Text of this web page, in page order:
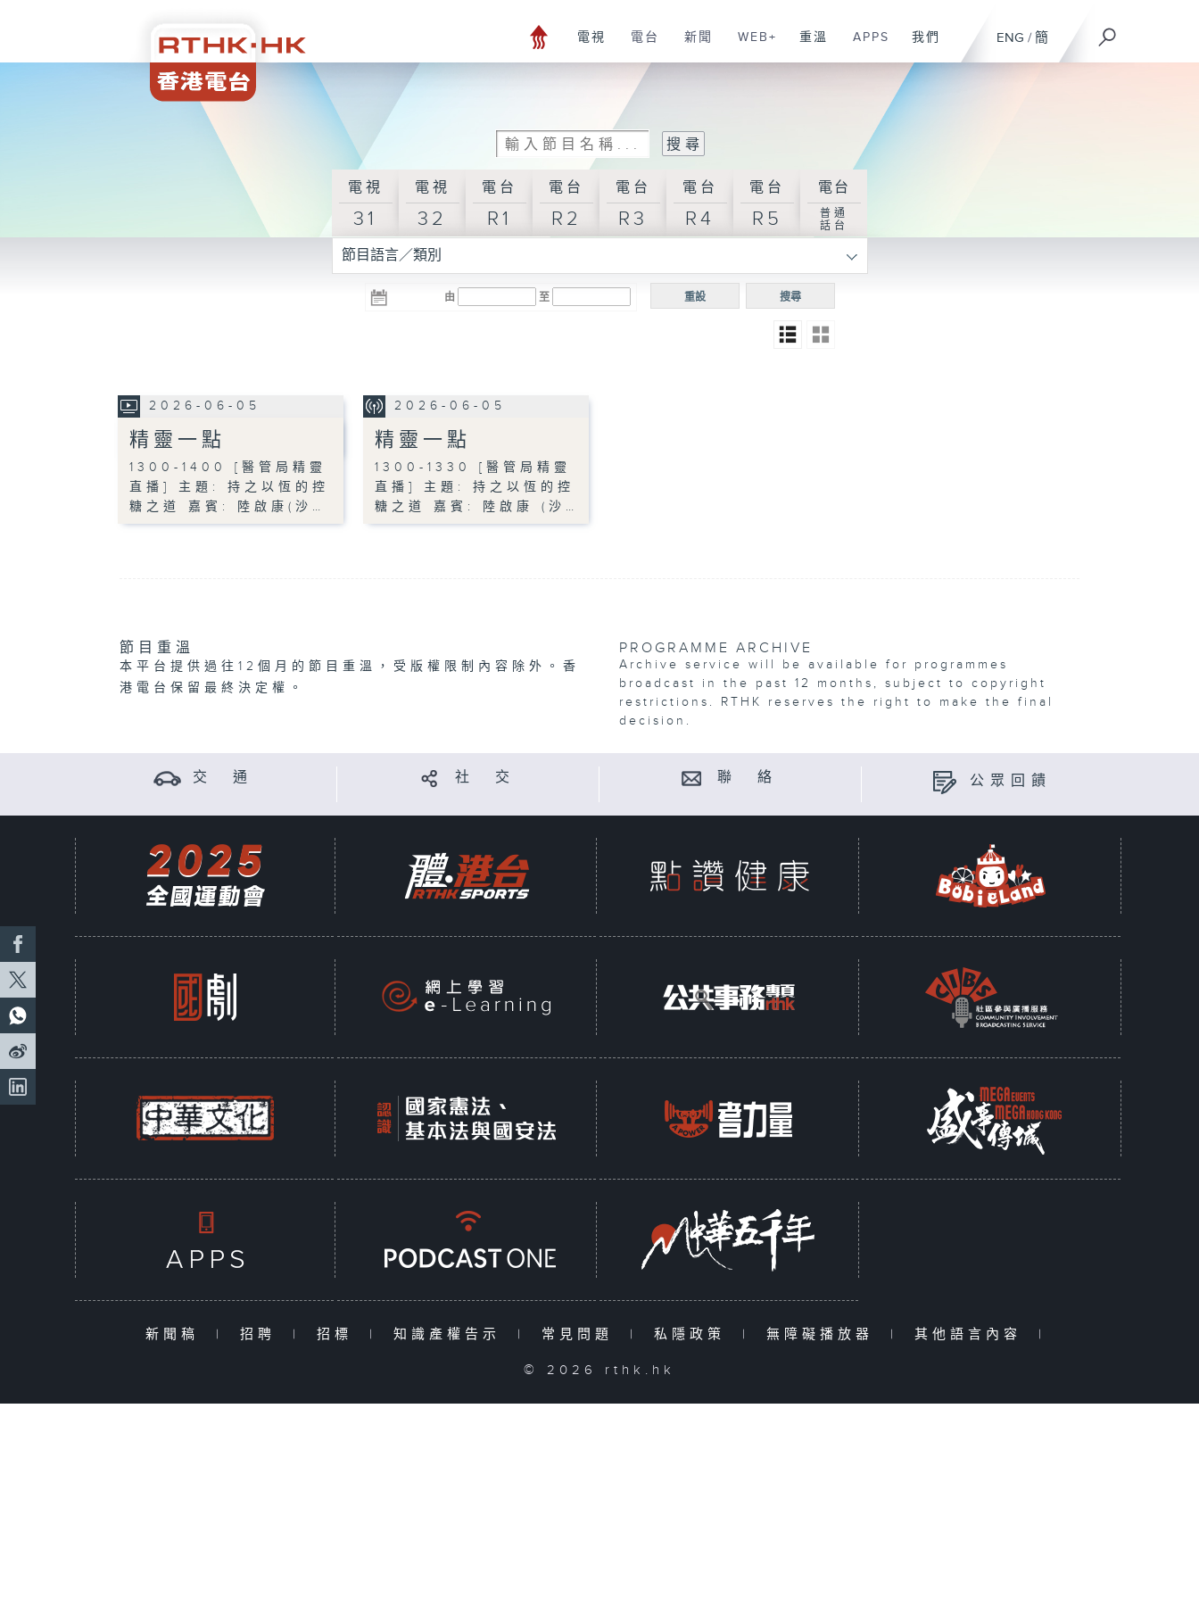
ENG / 簡
電視 電台 新聞 WEB+ 重溫 APPS 我們
電視
31
電視
32
電台
R1
電台
R2
電台
R3
電台
R4
電台
R5
電台
普通
話台
節目語言／類別
由 至 搜尋
重設
2026-06-05
精靈一點
1300-1400 [醫管局精靈
直播] 主題: 持之以恆的控
糖之道 嘉賓: 陸啟康(沙…
2026-06-05
精靈一點
1300-1330 [醫管局精靈
直播] 主題: 持之以恆的控
糖之道 嘉賓: 陸啟康 (沙…
節目重溫
本平台提供過往12個月的節目重溫，受版權限制內容除外。香
港電台保留最終決定權。
PROGRAMME ARCHIVE
Archive service will be available for programmes
broadcast in the past 12 months, subject to copyright
restrictions. RTHK reserves the right to make the final
decision.
交 通 社 交 聯 絡 公眾回饋
新聞稿 | 招聘 | 招標 | 知識產權告示 | 常見問題 | 私隱政策 | 無障礙播放器 | 其他語言內容 |
© 2026 rthk.hk